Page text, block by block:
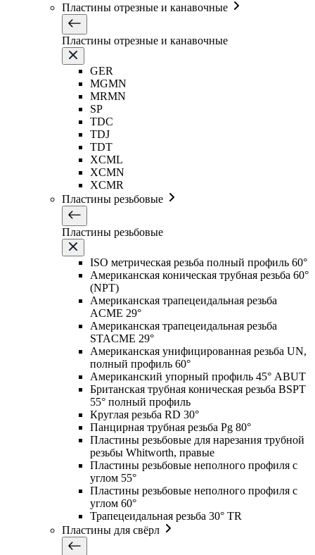
Пластины отрезные и канавочные
Пластины отрезные и канавочные
GER
MGMN
MRMN
SP
TDC
TDJ
TDT
XCML
XCMN
XCMR
Пластины резьбовые
Пластины резьбовые
ISO метрическая резьба полный профиль 60°
Американская коническая трубная резьба 60°
(NPT)
Американская трапецеидальная резьба
ACME 29°
Американская трапецеидальная резьба
STACME 29°
Американская унифицированная резьба UN,
полный профиль 60°
Американский упорный профиль 45° ABUT
Британская трубная коническая резьба BSPT
55° полный профиль
Круглая резьба RD 30°
Панцирная трубная резьба Pg 80°
Пластины резьбовые для нарезания трубной
резьбы Whitworth, правые
Пластины резьбовые неполного профиля с
углом 55°
Пластины резьбовые неполного профиля с
углом 60°
Трапецеидальная резьба 30° TR
Пластины для свёрл